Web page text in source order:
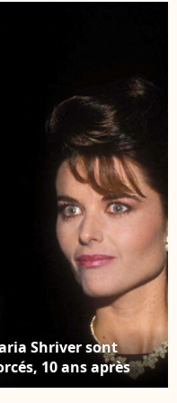
décembre 2021.
Shriver sont
10 ans après
Los Angeles, le 28